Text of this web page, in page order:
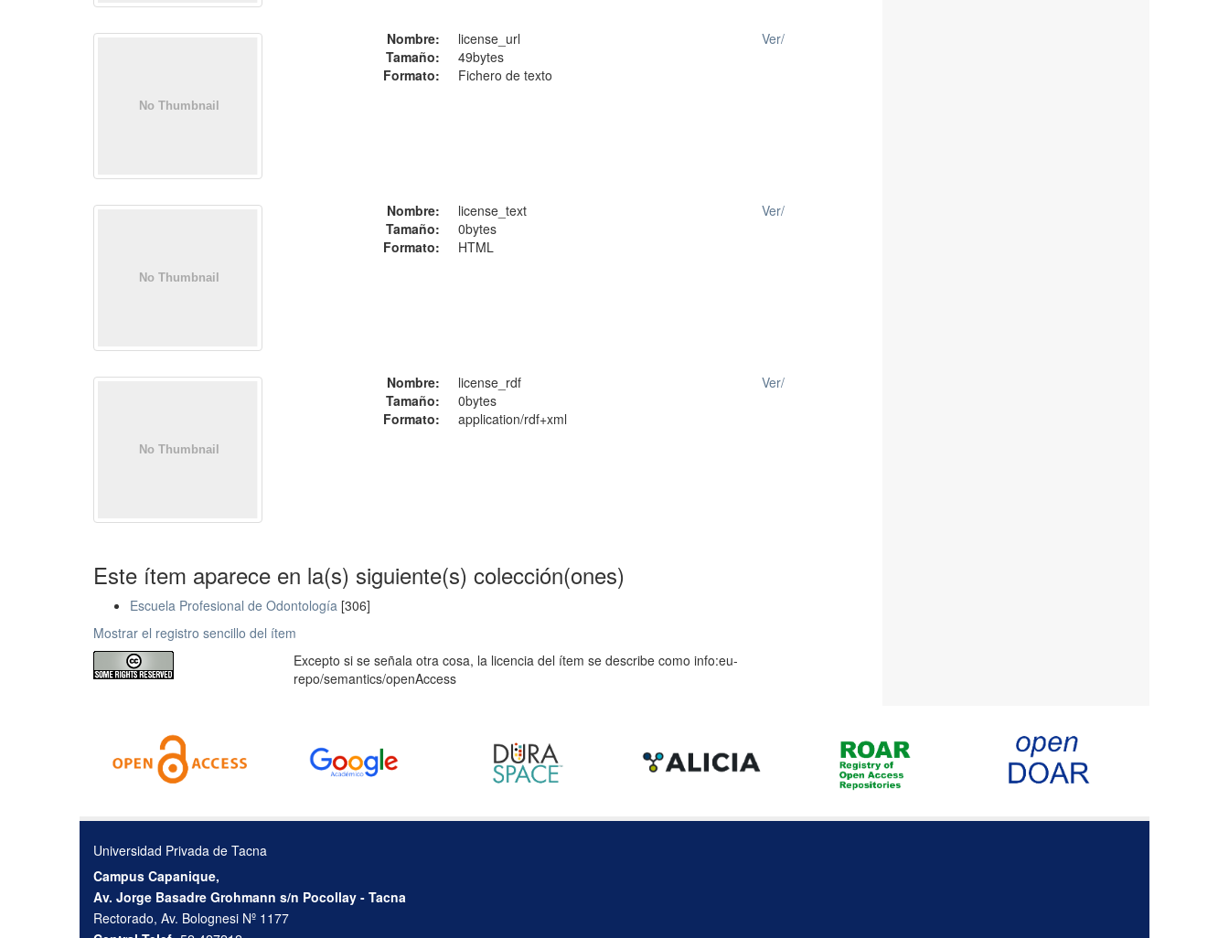
Nombre:
license_url
Tamaño:
49bytes
Formato:
Fichero de texto
Ver/
Nombre:
license_text
Tamaño:
0bytes
Formato:
HTML
Ver/
Nombre:
license_rdf
Tamaño:
0bytes
Formato:
application/rdf+xml
Ver/
Este ítem aparece en la(s) siguiente(s) colección(ones)
Escuela Profesional de Odontología [306]
Mostrar el registro sencillo del ítem
Excepto si se señala otra cosa, la licencia del ítem se describe como info:eu-
repo/semantics/openAccess
Universidad Privada de Tacna
Campus Capanique,
Av. Jorge Basadre Grohmann s/n Pocollay - Tacna
Rectorado, Av. Bolognesi Nº 1177